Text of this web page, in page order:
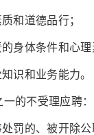
和道德品行；
身体条件和心理
识和业务能力。
的不受理应聘：
罚的、被开除